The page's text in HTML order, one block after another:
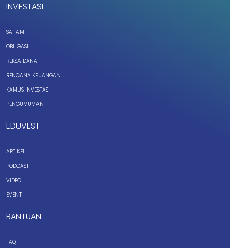
INVESTASI
SAHAM
OBLIGASI
REKSA DANA
RENCANA KEUANGAN
KAMUS INVESTASI
PENGUMUMAN
EDUVEST
ARTIKEL
PODCAST
VIDEO
EVENT
BANTUAN
FAQ